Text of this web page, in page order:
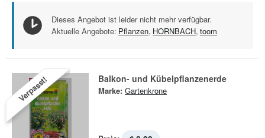
Dieses Angebot ist leider nicht mehr verfügbar.
Aktuelle Angebote: Pflanzen, HORNBACH, toom
Verpasst! Balkon- und Kübelpflanzenerde
Marke: Gartenkrone